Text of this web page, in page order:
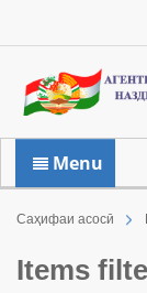
Menu
Саҳифаи асосӣ
Items